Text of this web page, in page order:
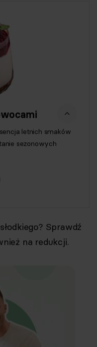
letnich smaków
sezonowych
Sprawdź
na redukcji.